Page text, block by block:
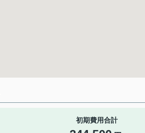
初期費用合計